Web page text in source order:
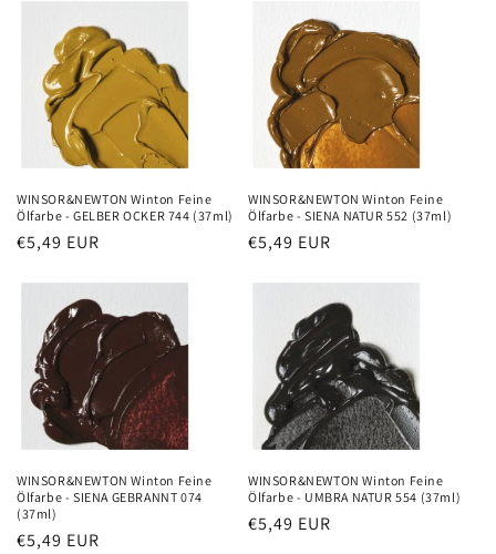
WINSOR&NEWTON Winton Feine
Ölfarbe - GELBER OCKER 744 (37ml)
Precio
€5,49 EUR
WINSOR&NEWTON Winton Feine
Ölfarbe - SIENA NATUR 552 (37ml)
Precio
€5,49 EUR
WINSOR&NEWTON Winton Feine
Ölfarbe - SIENA GEBRANNT 074
(37ml)
Precio
€5,49 EUR
WINSOR&NEWTON Winton Feine
Ölfarbe - UMBRA NATUR 554 (37ml)
Precio
€5,49 EUR